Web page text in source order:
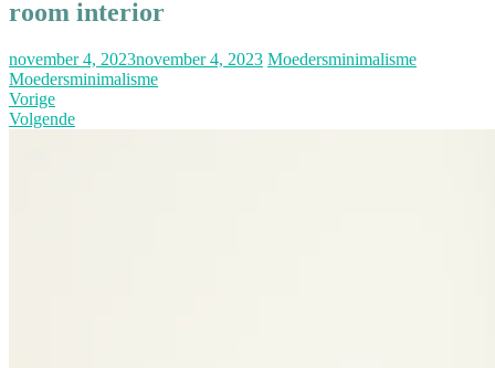
room interior
november 4, 2023november 4, 2023 Moedersminimalisme
Moedersminimalisme
Vorige
Volgende